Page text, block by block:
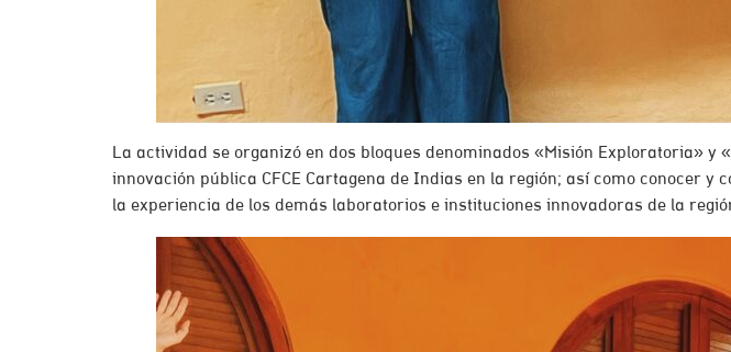
La actividad se organizó en dos bloques denominados «Misión Exploratoria»
innovación pública CFCE Cartagena de Indias en la región; así como conocer
la experiencia de los demás laboratorios e instituciones innovadoras de la